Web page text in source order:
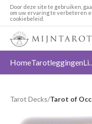
Door deze site te gebruiken,
om uw ervaring te verbeteren
cookiebeleid.
HomeTarotleggingen
Tarot Decks/Tarot of